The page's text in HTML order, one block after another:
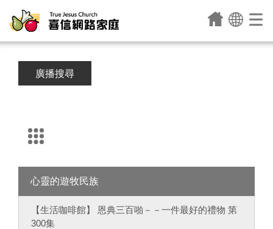
廣播搜尋
心靈的遊牧民族
【生活咖啡館】 恩典三百啪－－一件最好的禮物 第
300集